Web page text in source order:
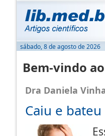
sábado, 8 de agosto de 2026
Bem-vindo
Dra Daniela
Caiu e